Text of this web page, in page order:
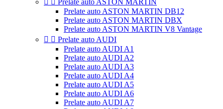
  Prelate auto ASTON MARTIN
Prelate auto ASTON MARTIN DB12
Prelate auto ASTON MARTIN DBX
Prelate auto ASTON MARTIN V8 Vantage
  Prelate auto AUDI
Prelate auto AUDI A1
Prelate auto AUDI A2
Prelate auto AUDI A3
Prelate auto AUDI A4
Prelate auto AUDI A5
Prelate auto AUDI A6
Prelate auto AUDI A7